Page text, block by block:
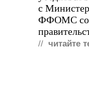
с
ФФОМС
// читайте